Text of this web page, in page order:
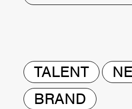
TALENT
BRAND